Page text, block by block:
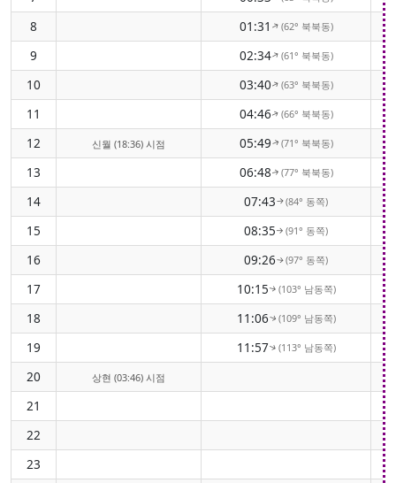
8 01:31 ↑(62° 북북동)
9 02:34↑(61° 북북동)
10 03:40↑(63° 북북동)
11 04:46↑(66° 북북동)
12 신월 (18:36) 시점 05:49↑(71° 북북동)
13 06:48↑(77° 북북동)
14 07:43↑(84° 동쪽)
15 08:35↑(91° 동쪽)
16 09:26↑(97° 동쪽)
17 10:15↑(103° 남동쪽)
18 11:06↑(109° 남동쪽)
19 11:57↑(113° 남동쪽)
20 상현 (03:46) 시점
21
22
23